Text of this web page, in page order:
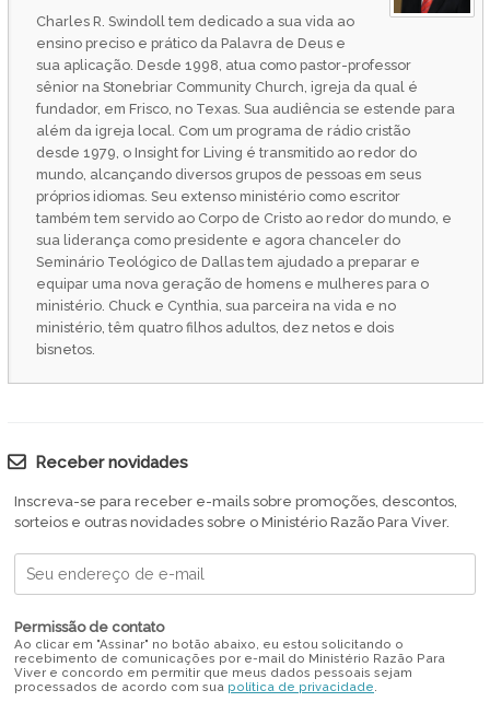
Charles R. Swindoll tem dedicado a sua vida ao
ensino preciso e prático da Palavra de Deus e
sua aplicação. Desde 1998, atua como pastor-professor
sênior na Stonebriar Community Church, igreja da qual é
fundador, em Frisco, no Texas. Sua audiência se estende para
além da igreja local. Com um programa de rádio cristão
desde 1979, o Insight for Living é transmitido ao redor do
mundo, alcançando diversos grupos de pessoas em seus
próprios idiomas. Seu extenso ministério como escritor
também tem servido ao Corpo de Cristo ao redor do mundo, e
sua liderança como presidente e agora chanceler do
Seminário Teológico de Dallas tem ajudado a preparar e
equipar uma nova geração de homens e mulheres para o
ministério. Chuck e Cynthia, sua parceira na vida e no
ministério, têm quatro filhos adultos, dez netos e dois
bisnetos.
Receber novidades
Inscreva-se para receber e-mails sobre promoções, descontos,
sorteios e outras novidades sobre o Ministério Razão Para Viver.
Permissão de contato
Ao clicar em "Assinar" no botão abaixo, eu estou solicitando o
recebimento de comunicações por e-mail do Ministério Razão Para
Viver e concordo em permitir que meus dados pessoais sejam
processados de acordo com sua política de privacidade.